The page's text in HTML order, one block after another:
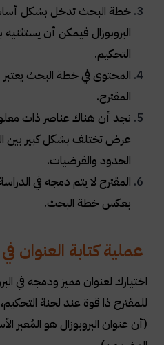
خطة البحث تدخل بشكل
البروبوزال فيمكن أن
التحكيم.
المحتوى في خطة البحث
المقترح.
نجد أن هناك عناصر ذات
عرض تختلف بشكل كبير بين
الحدود والفرضيات.
المقترح لا يتم دمجه في
بعكس خطة البحث.
عملية كتابة العنوان في
اختيارك لعنوان مميز ودمجه في
للمقترح ذا قوة عند لجنة
(أن عنوان البروبوزال هو المُعبر